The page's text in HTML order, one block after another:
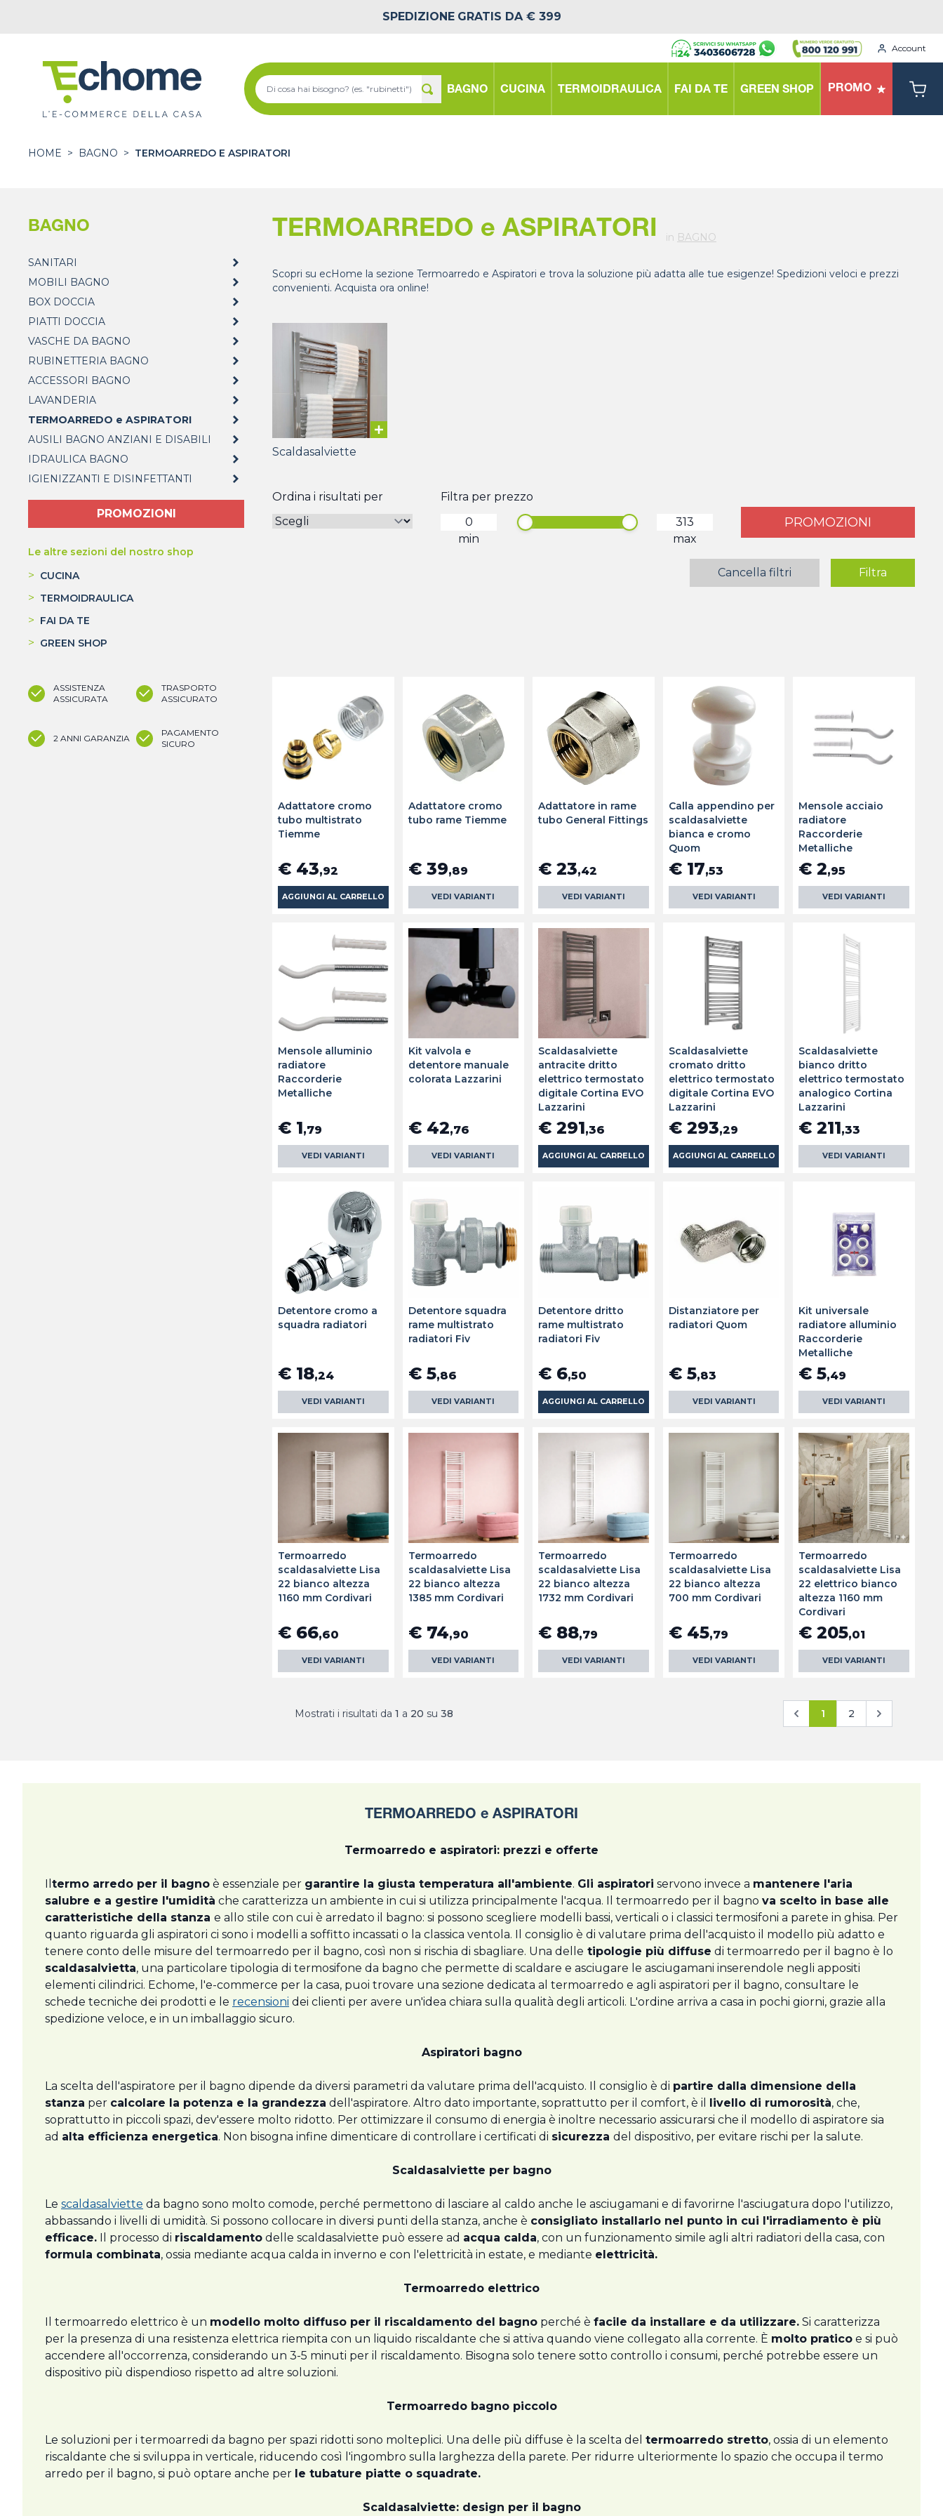
SPEDIZIONE GRATIS DA € 399
Account
BAGNO CUCINA TERMOIDRAULICA FAI DA TE GREEN SHOP PROMO
HOME > BAGNO > TERMOARREDO E ASPIRATORI
BAGNO
SANITARI
MOBILI BAGNO
BOX DOCCIA
PIATTI DOCCIA
VASCHE DA BAGNO
RUBINETTERIA BAGNO
ACCESSORI BAGNO
LAVANDERIA
TERMOARREDO e ASPIRATORI
AUSILI BAGNO ANZIANI E DISABILI
IDRAULICA BAGNO
IGIENIZZANTI E DISINFETTANTI
PROMOZIONI
Le altre sezioni del nostro shop
> CUCINA
> TERMOIDRAULICA
> FAI DA TE
> GREEN SHOP
ASSISTENZA
ASSICURATA
TRASPORTO
ASSICURATO
2 ANNI GARANZIA
PAGAMENTO
SICURO
TERMOARREDO e ASPIRATORI in BAGNO
Scopri su ecHome la sezione Termoarredo e Aspiratori e trova la soluzione più adatta alle tue esigenze! Spedizioni veloci e prezzi
convenienti. Acquista ora online!
Scaldasalviette
Ordina i risultati per Filtra per prezzo
min max
PROMOZIONI
Cancella filtri Filtra
Adattatore cromo
tubo multistrato
Tiemme
€ 43,92
AGGIUNGI AL CARRELLO
Adattatore cromo
tubo rame Tiemme
€ 39,89
VEDI VARIANTI
Adattatore in rame
tubo General Fittings
€ 23,42
VEDI VARIANTI
Calla appendino per
scaldasalviette
bianca e cromo
Quom
€ 17,53
VEDI VARIANTI
Mensole acciaio
radiatore
Raccorderie
Metalliche
€ 2,95
VEDI VARIANTI
Mensole alluminio
radiatore
Raccorderie
Metalliche
€ 1,79
VEDI VARIANTI
Kit valvola e
detentore manuale
colorata Lazzarini
€ 42,76
VEDI VARIANTI
Scaldasalviette
antracite dritto
elettrico termostato
digitale Cortina EVO
Lazzarini
€ 291,36
AGGIUNGI AL CARRELLO
Scaldasalviette
cromato dritto
elettrico termostato
digitale Cortina EVO
Lazzarini
€ 293,29
AGGIUNGI AL CARRELLO
Scaldasalviette
bianco dritto
elettrico termostato
analogico Cortina
Lazzarini
€ 211,33
VEDI VARIANTI
Detentore cromo a
squadra radiatori
€ 18,24
VEDI VARIANTI
Detentore squadra
rame multistrato
radiatori Fiv
€ 5,86
VEDI VARIANTI
Detentore dritto
rame multistrato
radiatori Fiv
€ 6,50
AGGIUNGI AL CARRELLO
Distanziatore per
radiatori Quom
€ 5,83
VEDI VARIANTI
Kit universale
radiatore alluminio
Raccorderie
Metalliche
€ 5,49
VEDI VARIANTI
Termoarredo
scaldasalviette Lisa
22 bianco altezza
1160 mm Cordivari
€ 66,60
VEDI VARIANTI
Termoarredo
scaldasalviette Lisa
22 bianco altezza
1385 mm Cordivari
€ 74,90
VEDI VARIANTI
Termoarredo
scaldasalviette Lisa
22 bianco altezza
1732 mm Cordivari
€ 88,79
VEDI VARIANTI
Termoarredo
scaldasalviette Lisa
22 bianco altezza
700 mm Cordivari
€ 45,79
VEDI VARIANTI
Termoarredo
scaldasalviette Lisa
22 elettrico bianco
altezza 1160 mm
Cordivari
€ 205,01
VEDI VARIANTI
Mostrati i risultati da 1 a 20 su 38 1 2
TERMOARREDO e ASPIRATORI
Termoarredo e aspiratori: prezzi e offerte
termo arredo per il bagno è essenziale per garantire la giusta temperatura all'ambiente. Gli aspiratori servono invece a mantenere l'aria
salubre e a gestire l'umidità che caratterizza un ambiente in cui si utilizza principalmente l'acqua. Il termoarredo per il bagno va scelto in base alle
caratteristiche della stanza e allo stile con cui è arredato il bagno: si possono scegliere modelli bassi, verticali o i classici termosifoni a parete in ghisa. Per
quanto riguarda gli aspiratori ci sono i modelli a soffitto incassati o la classica ventola. Il consiglio è di valutare prima dell'acquisto il modello più adatto e
tenere conto delle misure del termoarredo per il bagno, così non si rischia di sbagliare. Una delle tipologie più diffuse di termoarredo per il bagno è lo
scaldasalvietta, una particolare tipologia di termosifone da bagno che permette di scaldare e asciugare le asciugamani inserendole negli appositi
elementi cilindrici. Echome, l'e-commerce per la casa, puoi trovare una sezione dedicata al termoarredo e agli aspiratori per il bagno, consultare le
schede tecniche dei prodotti e le recensioni dei clienti per avere un'idea chiara sulla qualità degli articoli. L'ordine arriva a casa in pochi giorni, grazie alla
spedizione veloce, e in un imballaggio sicuro.
Aspiratori bagno
La scelta dell'aspiratore per il bagno dipende da diversi parametri da valutare prima dell'acquisto. Il consiglio è di partire dalla dimensione della
stanza per calcolare la potenza e la grandezza dell'aspiratore. Altro dato importante, soprattutto per il comfort, è il livello di rumorosità, che,
soprattutto in piccoli spazi, dev'essere molto ridotto. Per ottimizzare il consumo di energia è inoltre necessario assicurarsi che il modello di aspiratore sia
ad alta efficienza energetica. Non bisogna infine dimenticare di controllare i certificati di sicurezza del dispositivo, per evitare rischi per la salute.
Scaldasalviette per bagno
Le scaldasalviette da bagno sono molto comode, perché permettono di lasciare al caldo anche le asciugamani e di favorirne l'asciugatura dopo l'utilizzo,
abbassando i livelli di umidità. Si possono collocare in diversi punti della stanza, anche è consigliato installarlo nel punto in cui l'irradiamento è più
efficace. Il processo di riscaldamento delle scaldasalviette può essere ad acqua calda, con un funzionamento simile agli altri radiatori della casa, con
formula combinata, ossia mediante acqua calda in inverno e con l'elettricità in estate, e mediante elettricità.
Termoarredo elettrico
Il termoarredo elettrico è un modello molto diffuso per il riscaldamento del bagno perché è facile da installare e da utilizzare. Si caratterizza
per la presenza di una resistenza elettrica riempita con un liquido riscaldante che si attiva quando viene collegato alla corrente. È molto pratico e si può
accendere all'occorrenza, considerando un 3-5 minuti per il riscaldamento. Bisogna solo tenere sotto controllo i consumi, perché potrebbe essere un
dispositivo più dispendioso rispetto ad altre soluzioni.
Termoarredo bagno piccolo
Le soluzioni per i termoarredi da bagno per spazi ridotti sono molteplici. Una delle più diffuse è la scelta del termoarredo stretto, ossia di un elemento
riscaldante che si sviluppa in verticale, riducendo così l'ingombro sulla larghezza della parete. Per ridurre ulteriormente lo spazio che occupa il termo
arredo per il bagno, si può optare anche per le tubature piatte o squadrate.
Scaldasalviette: design per il bagno